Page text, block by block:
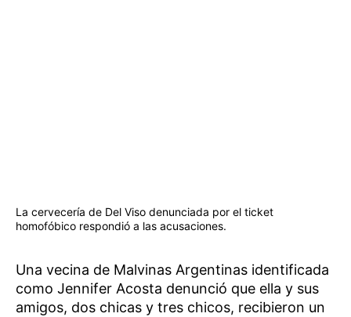
La cervecería de Del Viso denunciada por el ticket
homofóbico respondió a las acusaciones.
Una vecina de Malvinas Argentinas identificada
como Jennifer Acosta denunció que ella y sus
amigos, dos chicas y tres chicos, recibieron un